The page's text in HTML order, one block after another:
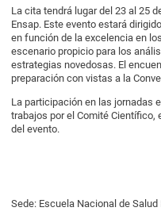
La cita tendrá lugar del 23 al 25
Ensap. Este evento estará
en función de la excelencia en
escenario propicio para los
estrategias novedosas. El
preparación con vistas a la
La participación en las jornadas
trabajos por el Comité Científico,
del evento.
Sede: Escuela Nacional de